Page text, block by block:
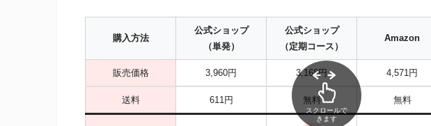
購入方法
公式ショップ
（単発）
公式ショップ
（定期コース）
Amazon
販売価格 3,960円 3,168円 4,571円
送料 611円 無料 無料
スクロールで
きます